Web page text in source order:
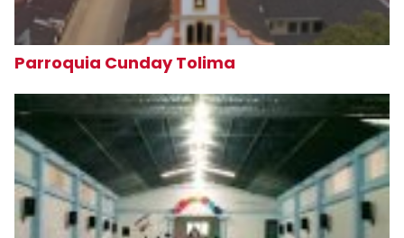
Parroquia Cunday Tolima